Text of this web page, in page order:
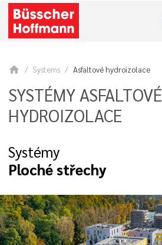
home Systems Asfaltové hydroizolace
SYSTÉMY ASFALTOVÉ
HYDROIZOLACE
Systémy
Ploché střechy